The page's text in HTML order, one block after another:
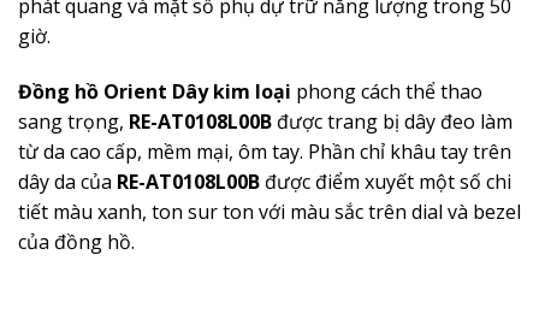
phát quang và mặt số phụ dự trữ năng lượng trong 50
giờ.
Đồng hồ Orient Dây kim loại phong cách thể thao
sang trọng, RE-AT0108L00B được trang bị dây đeo làm
từ da cao cấp, mềm mại, ôm tay. Phần chỉ khâu tay trên
dây da của RE-AT0108L00B được điểm xuyết một số chi
tiết màu xanh, ton sur ton với màu sắc trên dial và bezel
của đồng hồ.